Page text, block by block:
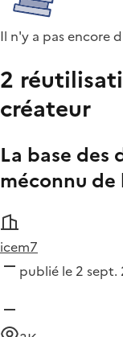
Il n'y a pas encore
2
créateur
La base des
méconnu de
icem7
publié le 2 sept.